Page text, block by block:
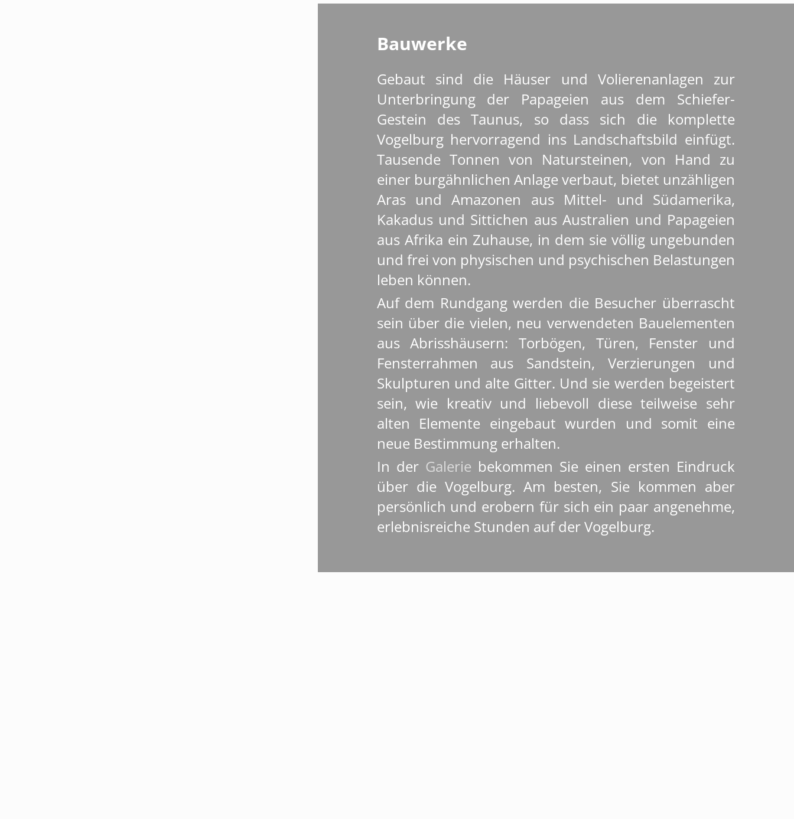
Bauwerke
Gebaut sind die Häuser und Volierenanlagen zur
Unterbringung der Papageien aus dem Schiefer-
Gestein des Taunus, so dass sich die komplette
Vogelburg hervorragend ins Landschaftsbild einfügt.
Tausende Tonnen von Natursteinen, von Hand zu
einer burgähnlichen Anlage verbaut, bietet unzähligen
Aras und Amazonen aus Mittel- und Südamerika,
Kakadus und Sittichen aus Australien und Papageien
aus Afrika ein Zuhause, in dem sie völlig ungebunden
und frei von physischen und psychischen Belastungen
leben können.
Auf dem Rundgang werden die Besucher überrascht
sein über die vielen, neu verwendeten Bauelementen
aus Abrisshäusern: Torbögen, Türen, Fenster und
Fensterrahmen aus Sandstein, Verzierungen und
Skulpturen und alte Gitter. Und sie werden begeistert
sein, wie kreativ und liebevoll diese teilweise sehr
alten Elemente eingebaut wurden und somit eine
neue Bestimmung erhalten.
In der Galerie bekommen Sie einen ersten Eindruck
über die Vogelburg. Am besten, Sie kommen aber
persönlich und erobern für sich ein paar angenehme,
erlebnisreiche Stunden auf der Vogelburg.